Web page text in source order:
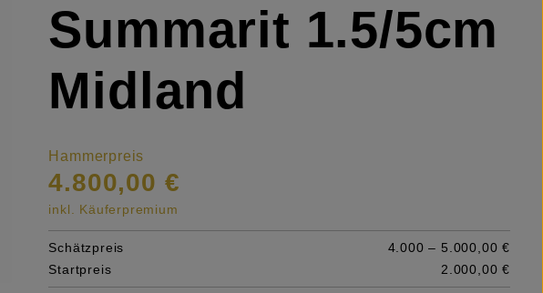
Summarit 1.5/5cm
Midland
Hammerpreis
4.800,00 €
inkl. Käuferpremium
Schätzpreis
4.000 – 5.000,00 €
Startpreis
2.000,00 €